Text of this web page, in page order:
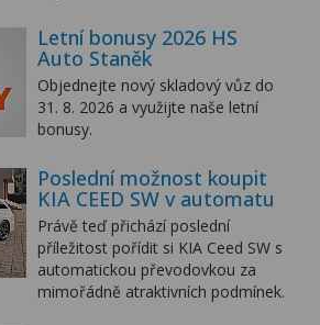
Letní bonusy 2026 HS
Auto Staněk
Objednejte nový skladový vůz do
31. 8. 2026 a využijte naše letní
bonusy.
Poslední možnost koupit
KIA CEED SW v automatu
Právě teď přichází poslední
příležitost pořídit si KIA Ceed SW s
automatickou převodovkou za
mimořádně atraktivních podmínek.